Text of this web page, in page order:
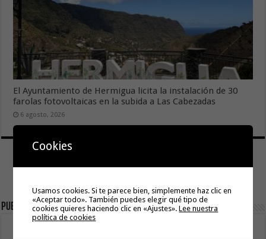
El Ayuntamiento de Hermigua licita la instalación de 30
farolas fotovoltaicas en la subida a Las Cabezadas
6 agosto, 2026
Publicidad
Cookies
Usamos cookies. Si te parece bien, simplemente haz clic en
«Aceptar todo». También puedes elegir qué tipo de
cookies quieres haciendo clic en «Ajustes».Lee nuestra
política de cookies